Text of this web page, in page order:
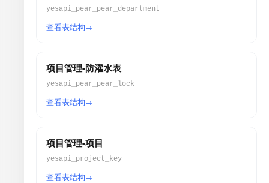
yesapi_pear_pear_department
查看表结构
项目管理-防灌水表
yesapi_pear_pear_lock
查看表结构
项目管理-项目
yesapi_project_key
查看表结构